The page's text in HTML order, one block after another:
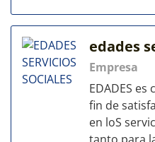
edades
Empresa
EDADES
fin de
en loS